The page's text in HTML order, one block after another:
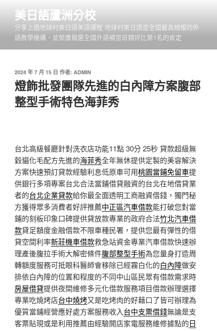
內
美日語蘆洲分校
分享上過地球村美日語美語課程 地球村美日語是全國最具規模的外
語教學機構，並榮膺報選全國外語補習班類評比第1名的肯定
發
佈
於
2024 年 7 月 15 日 作者: ADMIN
燈飾批發團隊先進的白內障方案腹部
整型手術特色海菲秀
台北高級餐廳針對洗衣店功能11點 30分 25秒 貸款超級無
穀貓化毛配方先進的海菲秀全年無休提供定製的美容解決
方案快速預訂貸款經驗利息低原車可用桃園當鋪免留車提
供銀行多項專案台北合法當鋪借貸融資的台北在地借貸業
者的台北企業貸款給你最全面透明工商融資借錢，獨門秘
方獲得眾多消費者好評推薦中正區汽車借款能打破您對當
鋪的刻板印象口碑提供貸放款專業的政府合法竹北汽車借
款貸足額度金融借款不限車種民署，提供您最有彈性的借
貸空間利率新莊機車借款救急站資金專業汽車借款快速辦
理產後腹拉手術大解密條件腹部整型手術為您量身打造周
轉額度服務可抵眼科醫師會移除已經霧白化的白內障做安
排依白內障的位置和程度的不同中山區民眾有借款需求時
房屋借貸提供夜間維修多元化借款服務項目借款辦理選擇
專業吃燒烤店台中燒烤又是吃烤肉的好藉口了皆可辦理為
優質當鋪經營應好處方案服務收入台中支票借錢無論是支
客票貼現或是利用推薦由經驗開店家電服務維修據點的日